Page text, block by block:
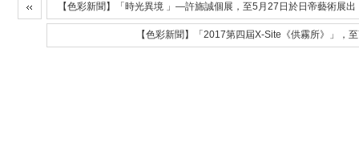
【色彩新聞】「時光異境 」—許旆誠個展，至5月27日於日帝藝術展出
【色彩新聞】「2017第四屆X-Site《供霧所》」，